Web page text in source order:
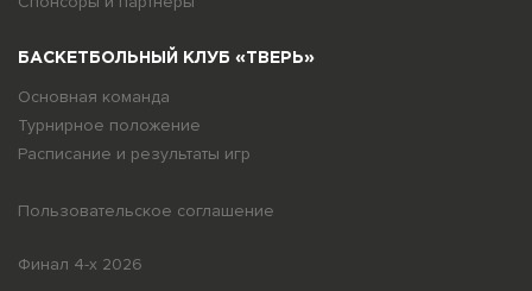
БАСКЕТБОЛЬНЫЙ КЛУБ «ТВЕРЬ»
Основная команда
Турнирное положение
Расписание и результаты игр
Пользовательское соглашение
Финал 4-х 2026